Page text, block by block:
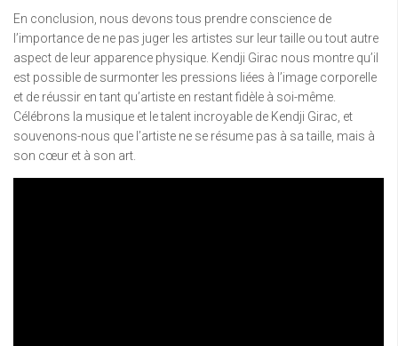
En conclusion, nous devons tous prendre conscience de
l’importance de ne pas juger les artistes sur leur taille ou tout autre
aspect de leur apparence physique. Kendji Girac nous montre qu’il
est possible de surmonter les pressions liées à l’image corporelle
et de réussir en tant qu’artiste en restant fidèle à soi-même.
Célébrons la musique et le talent incroyable de Kendji Girac, et
souvenons-nous que l’artiste ne se résume pas à sa taille, mais à
son cœur et à son art.